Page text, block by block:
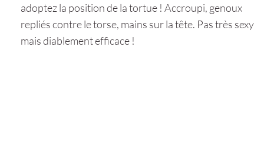
adoptez la position de la tortue ! Accroupi, genoux
repliés contre le torse, mains sur la tête. Pas très sexy
mais diablement efficace !